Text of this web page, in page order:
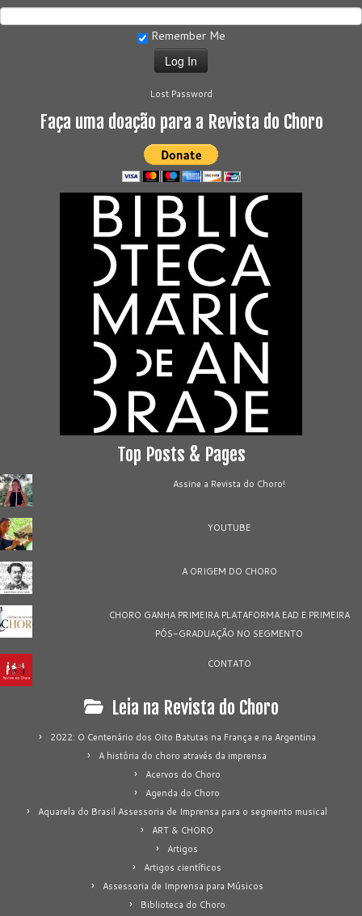
Remember Me
Lost Password
Faça uma doação para a Revista do Choro
Top Posts & Pages
Assine a Revista do Choro!
YOUTUBE
A ORIGEM DO CHORO
CHORO GANHA PRIMEIRA PLATAFORMA EAD E PRIMEIRA
PÓS-GRADUAÇÃO NO SEGMENTO
CONTATO
Leia na Revista do Choro
2022: O Centenário dos Oito Batutas na França e na Argentina
A história do choro através da imprensa
Acervos do Choro
Agenda do Choro
Aquarela do Brasil Assessoria de Imprensa para o segmento musical
ART & CHORO
Artigos
Artigos científicos
Assessoria de Imprensa para Músicos
Biblioteca do Choro